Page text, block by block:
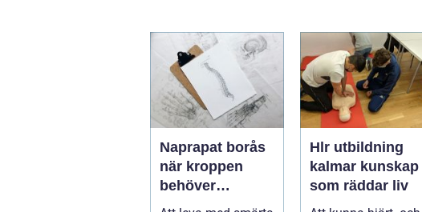
Naprapat borås
när kroppen
behöver
professionell
Hlr utbildning
kalmar kunskap
som räddar liv